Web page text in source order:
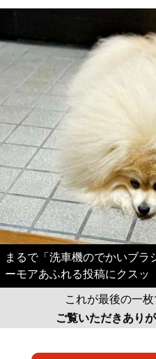
まるで「洗車機のでかいブラ
ーモアあふれる投稿にクスッ
これが最後の一枚
ご覧いただきあり